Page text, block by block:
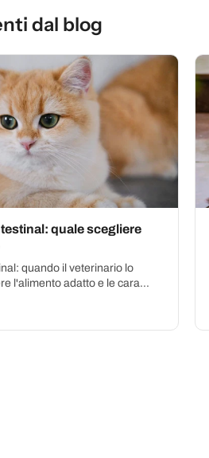
dal blog
quale scegliere
quando il veterinario lo
l'alimento adatto e le cara...